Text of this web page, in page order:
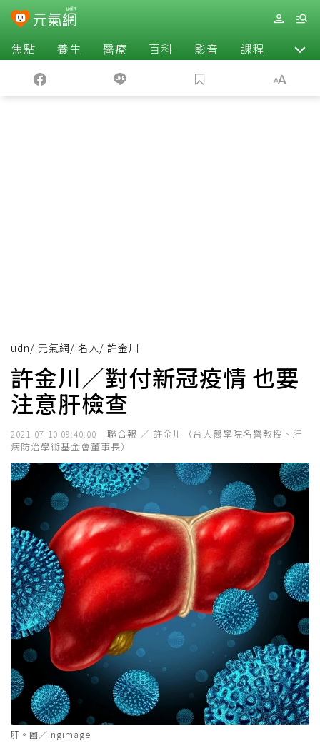
焦點 養生 醫療 百科 影音 課程 退休
udn/ 元氣網/ 名人/ 許金川
許金川／對付新冠疫情 也要
注意肝檢查
2021-07-10 09:40:00
聯合報 ／ 許金川（台大醫學院名譽教授、肝
病防治學術基金會董事長）
肝。圖／ingimage